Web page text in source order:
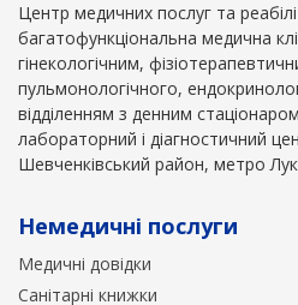
Центр медичних послуг та
багатофункціональна медична
гінекологічним,
пульмонологічного,
відділенням з денним
лабораторний і діагностичний
Шевченківський район, метро
Немедичні послуги
Медичні довідки
Санітарні книжки